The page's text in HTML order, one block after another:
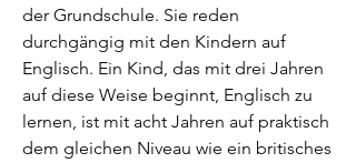
der Grundschule. Sie reden
durchgängig mit den Kindern auf
Englisch. Ein Kind, das mit drei Jahren
auf diese Weise beginnt, Englisch zu
lernen, ist mit acht Jahren auf praktisch
dem gleichen Niveau wie ein britisches